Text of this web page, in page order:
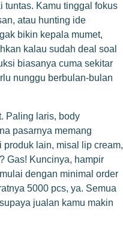
tuntas. Kamu tinggal fokus
atau hunting ide
bikin kepala mumet,
kalau sudah deal soal
biasanya cuma sekitar
nunggu berbulan-bulan
Paling laris, body
pasarnya memang
lain, misal lip cream,
Gas! Kuncinya, hampir
dengan minimal order
5000 pcs, ya. Semua
jualan kamu makin